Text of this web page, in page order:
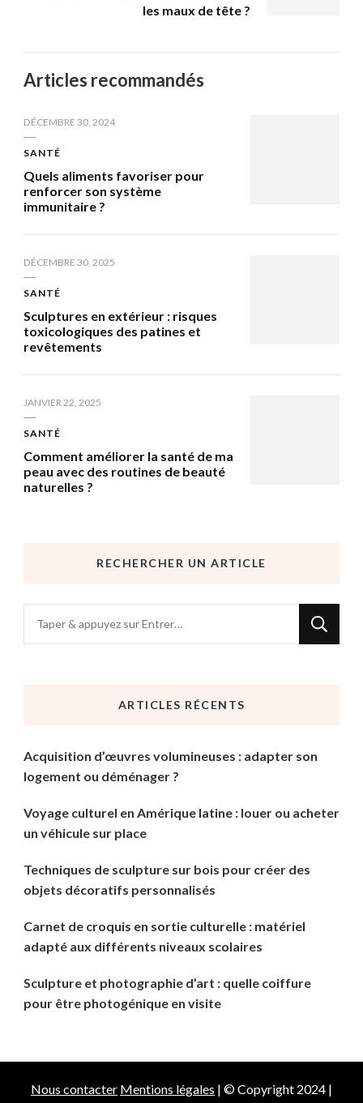
les maux de tête ?
Articles recommandés
DÉCEMBRE 30, 2024
SANTÉ
Quels aliments favoriser pour
renforcer son système
immunitaire ?
DÉCEMBRE 30, 2025
SANTÉ
Sculptures en extérieur : risques
toxicologiques des patines et
revêtements
JANVIER 22, 2025
SANTÉ
Comment améliorer la santé de ma
peau avec des routines de beauté
naturelles ?
RECHERCHER UN ARTICLE
recherchiez
ARTICLES RÉCENTS
Acquisition d’œuvres volumineuses : adapter son
logement ou déménager ?
Voyage culturel en Amérique latine : louer ou acheter
un véhicule sur place
Techniques de sculpture sur bois pour créer des
objets décoratifs personnalisés
Carnet de croquis en sortie culturelle : matériel
adapté aux différents niveaux scolaires
Sculpture et photographie d’art : quelle coiffure
pour être photogénique en visite
Nous contacter Mentions légales | © Copyright 2024 |